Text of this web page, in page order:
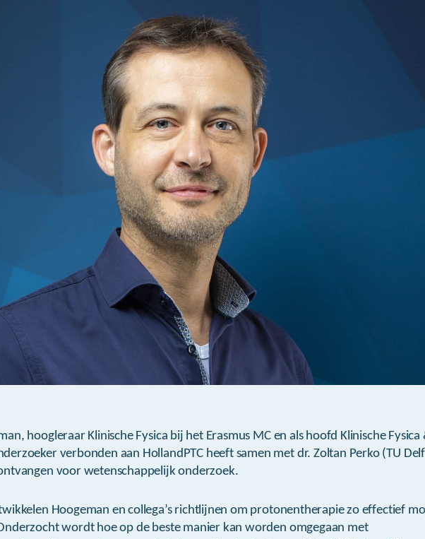
hoogleraar Klinische Fysica bij het Erasmus MC en als hoofd Klinische Fysica
verbonden aan HollandPTC heeft samen met dr. Zoltan Perko (TU
voor wetenschappelijk onderzoek.
Hoogeman en collega’s richtlijnen om protonentherapie zo effectief
wordt hoe op de beste manier kan worden omgegaan met